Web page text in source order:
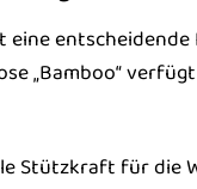
„Bamboo“
für die